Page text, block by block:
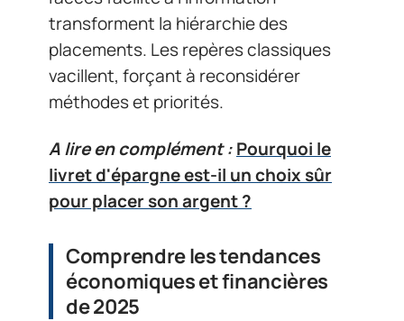
transforment la hiérarchie des
placements. Les repères classiques
vacillent, forçant à reconsidérer
méthodes et priorités.
A lire en complément :Pourquoi le
livret d'épargne est-il un choix sûr
pour placer son argent ?
Comprendre les tendances
économiques et financières
de 2025